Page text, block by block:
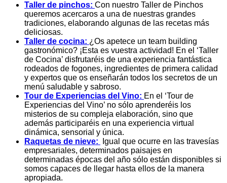
Taller de pinchos: Con nuestro Taller de Pinchos
queremos acercaros a una de nuestras grandes
tradiciones, elaborando algunas de las recetas más
deliciosas.
Taller de cocina: ¿Os apetece un team building
gastronómico? ¡Esta es vuestra actividad! En el ‘Taller
de Cocina’ disfrutaréis de una experiencia fantástica
rodeados de fogones, ingredientes de primera calidad
y expertos que os enseñarán todos los secretos de un
menú saludable y sabroso.
Tour de Experiencias del Vino: En el ‘Tour de
Experiencias del Vino’ no sólo aprenderéis los
misterios de su compleja elaboración, sino que
además participaréis en una experiencia virtual
dinámica, sensorial y única.
Raquetas de nieve:
Igual que ocurre en las travesías
empresariales, determinados paisajes en
determinadas épocas del año sólo están disponibles si
somos capaces de llegar hasta ellos de la manera
apropiada.